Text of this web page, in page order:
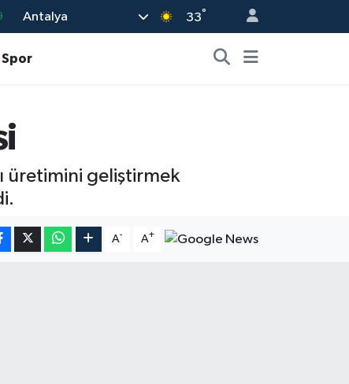
Antalya 33°
Spor
üretimini geliştirmek
A- A+